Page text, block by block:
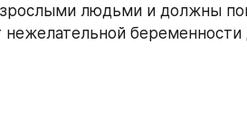
людьми и должны
нежелательной